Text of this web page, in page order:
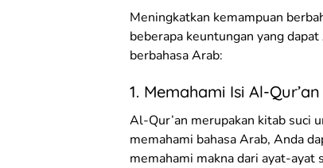
Meningkatkan kemampuan
beberapa keuntungan yang
berbahasa Arab:
1. Memahami Isi Al-Qur’an
Al-Qur’an merupakan kitab suci
memahami bahasa Arab, Anda
memahami makna dari ayat-ayat